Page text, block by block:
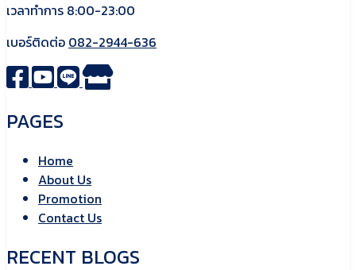
เวลาทำการ 8:00-23:00
เบอร์ติดต่อ 082-2944-636
PAGES
Home
About Us
Promotion
Contact Us
RECENT BLOGS